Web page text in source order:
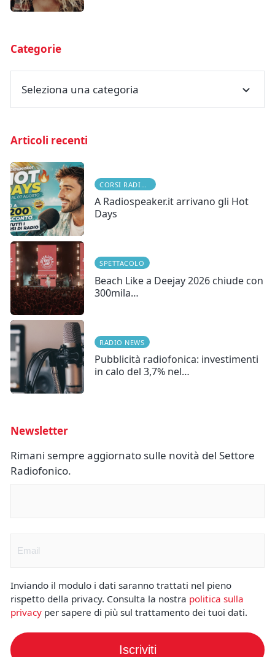
Categorie
Seleziona una categoria
Articoli recenti
A Radiospeaker.it arrivano gli Hot
Days
SPETTACOLO
Beach Like a Deejay 2026 chiude con
300mila…
RADIO NEWS
Pubblicità radiofonica: investimenti
in calo del 3,7% nel…
Newsletter
Rimani sempre aggiornato sulle novità del Settore
Radiofonico.
Inviando il modulo i dati saranno trattati nel pieno
rispetto della privacy. Consulta la nostra politica sulla
privacy per sapere di più sul trattamento dei tuoi dati.
Iscriviti